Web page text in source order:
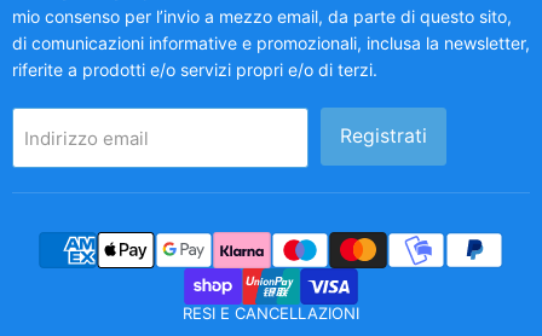
mio consenso per l’invio a mezzo email, da parte di questo sito,
di comunicazioni informative e promozionali, inclusa la newsletter,
riferite a prodotti e/o servizi propri e/o di terzi.
Indirizzo email Registrati
RESI E CANCELLAZIONI